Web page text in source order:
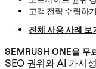
고객 전략 수립하기
전체 사용 사례 보
SEMRUSH ONE을 무
SEO 권위와 AI 가시